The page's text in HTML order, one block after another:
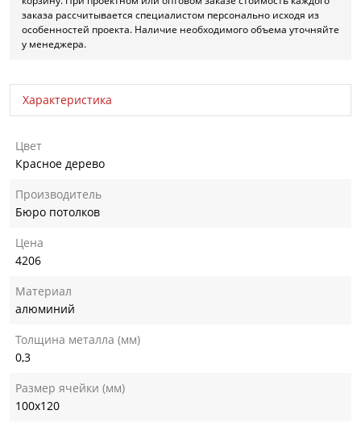
заказа рассчитывается специалистом персонально исходя из
особенностей проекта. Наличие необходимого объема уточняйте
у менеджера.
Характеристика
Цвет
Красное дерево
Производитель
Бюро потолков
Цена
4206
Материал
алюминий
Толщина металла (мм)
0,3
Размер ячейки (мм)
100х120